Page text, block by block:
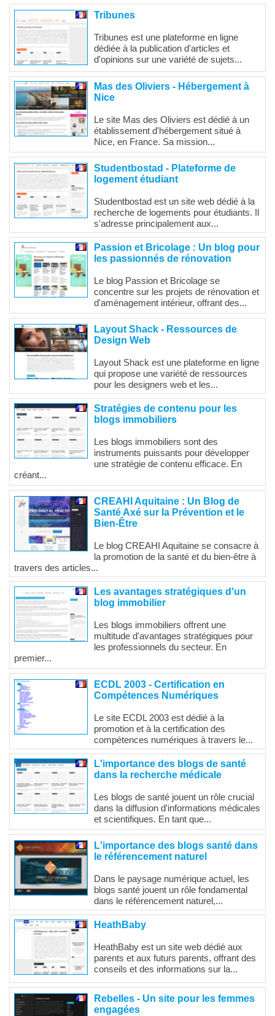
Tribunes
Tribunes est une plateforme en ligne
dédiée à la publication d'articles et
d'opinions sur une variété de sujets...
Mas des Oliviers - Hébergement à
Nice
Le site Mas des Oliviers est dédié à un
établissement d'hébergement situé à
Nice, en France. Sa mission...
Studentbostad - Plateforme de
logement étudiant
Studentbostad est un site web dédié à la
recherche de logements pour étudiants. Il
s'adresse principalement aux...
Passion et Bricolage : Un blog pour
les passionnés de rénovation
Le blog Passion et Bricolage se
concentre sur les projets de rénovation et
d'aménagement intérieur, offrant des...
Layout Shack - Ressources de
Design Web
Layout Shack est une plateforme en ligne
qui propose une variété de ressources
pour les designers web et les...
Stratégies de contenu pour les
blogs immobiliers
Les blogs immobiliers sont des
instruments puissants pour développer
une stratégie de contenu efficace. En
créant...
CREAHI Aquitaine : Un Blog de
Santé Axé sur la Prévention et le
Bien-Être
Le blog CREAHI Aquitaine se consacre à
la promotion de la santé et du bien-être à
travers des articles...
Les avantages stratégiques d'un
blog immobilier
Les blogs immobiliers offrent une
multitude d'avantages stratégiques pour
les professionnels du secteur. En
premier...
ECDL 2003 - Certification en
Compétences Numériques
Le site ECDL 2003 est dédié à la
promotion et à la certification des
compétences numériques à travers le...
L'importance des blogs de santé
dans la recherche médicale
Les blogs de santé jouent un rôle crucial
dans la diffusion d'informations médicales
et scientifiques. En tant que...
L'importance des blogs santé dans
le référencement naturel
Dans le paysage numérique actuel, les
blogs santé jouent un rôle fondamental
dans le référencement naturel,...
HeathBaby
HeathBaby est un site web dédié aux
parents et aux futurs parents, offrant des
conseils et des informations sur la...
Rebelles - Un site pour les femmes
engagées